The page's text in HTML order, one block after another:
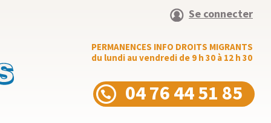
Se connecter
PERMANENCES INFO DROITS MIGRANTS
du lundi au vendredi de 9 h 30 à 12 h 30
04 76 44 51 85